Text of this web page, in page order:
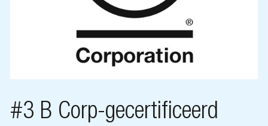
#3 B Corp-gecertificeerd